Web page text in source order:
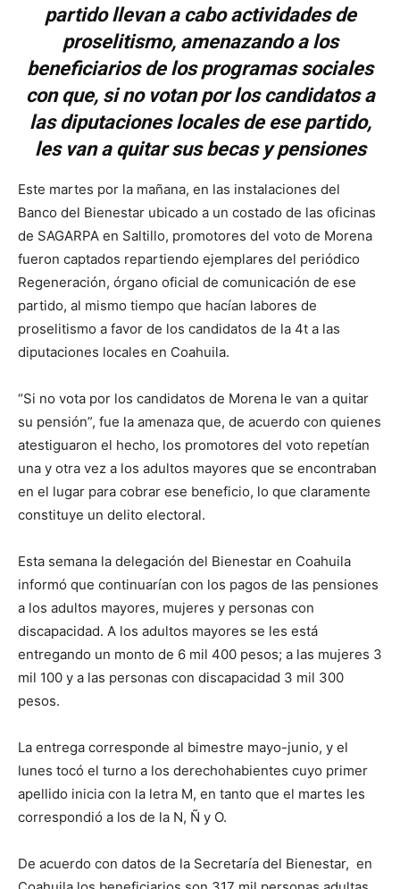
partido llevan a cabo actividades de
proselitismo, amenazando a los
beneficiarios de los programas sociales
con que, si no votan por los candidatos a
las diputaciones locales de ese partido,
les van a quitar sus becas y pensiones
Este martes por la mañana, en las instalaciones del
Banco del Bienestar ubicado a un costado de las oficinas
de SAGARPA en Saltillo, promotores del voto de Morena
fueron captados repartiendo ejemplares del periódico
Regeneración, órgano oficial de comunicación de ese
partido, al mismo tiempo que hacían labores de
proselitismo a favor de los candidatos de la 4t a las
diputaciones locales en Coahuila.
“Si no vota por los candidatos de Morena le van a quitar
su pensión”, fue la amenaza que, de acuerdo con quienes
atestiguaron el hecho, los promotores del voto repetían
una y otra vez a los adultos mayores que se encontraban
en el lugar para cobrar ese beneficio, lo que claramente
constituye un delito electoral.
Esta semana la delegación del Bienestar en Coahuila
informó que continuarían con los pagos de las pensiones
a los adultos mayores, mujeres y personas con
discapacidad. A los adultos mayores se les está
entregando un monto de 6 mil 400 pesos; a las mujeres 3
mil 100 y a las personas con discapacidad 3 mil 300
pesos.
La entrega corresponde al bimestre mayo-junio, y el
lunes tocó el turno a los derechohabientes cuyo primer
apellido inicia con la letra M, en tanto que el martes les
correspondió a los de la N, Ñ y O.
De acuerdo con datos de la Secretaría del Bienestar, en